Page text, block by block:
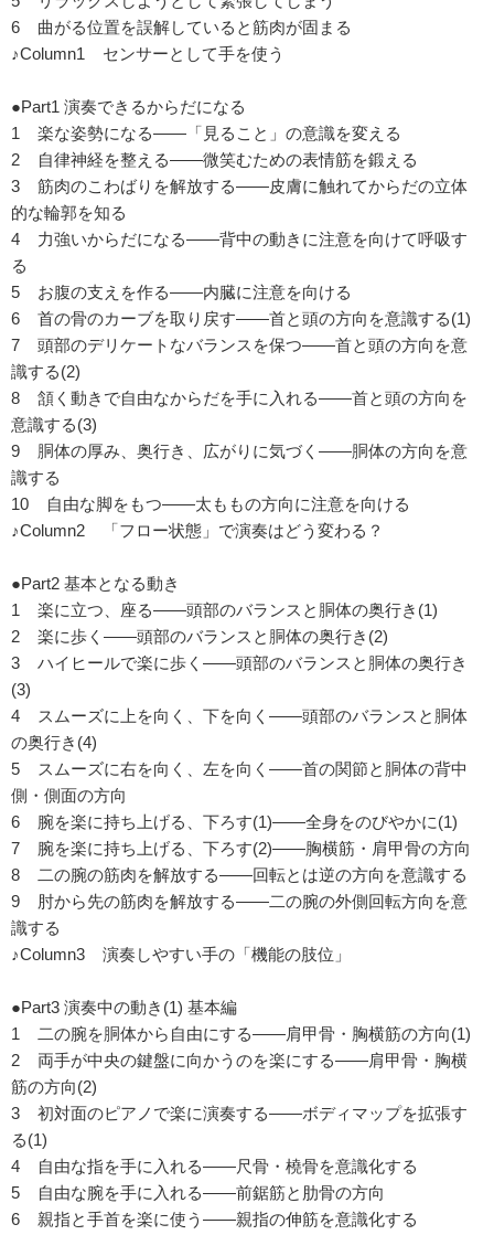
6 曲がる位置を誤解していると筋肉が固まる
♪Column1 センサーとして手を使う
●Part1 演奏できるからだになる
1 楽な姿勢になる――「見ること」の意識を変える
2 自律神経を整える――微笑むための表情筋を鍛える
3 筋肉のこわばりを解放する――皮膚に触れてからだの立体
的な輪郭を知る
4 力強いからだになる――背中の動きに注意を向けて呼吸す
る
5 お腹の支えを作る――内臓に注意を向ける
6 首の骨のカーブを取り戻す――首と頭の方向を意識する(1)
7 頭部のデリケートなバランスを保つ――首と頭の方向を意
識する(2)
8 頷く動きで自由なからだを手に入れる――首と頭の方向を
意識する(3)
9 胴体の厚み、奥行き、広がりに気づく――胴体の方向を意
識する
10 自由な脚をもつ――太ももの方向に注意を向ける
♪Column2 「フロー状態」で演奏はどう変わる？
●Part2 基本となる動き
1 楽に立つ、座る――頭部のバランスと胴体の奥行き(1)
2 楽に歩く――頭部のバランスと胴体の奥行き(2)
3 ハイヒールで楽に歩く――頭部のバランスと胴体の奥行き
(3)
4 スムーズに上を向く、下を向く――頭部のバランスと胴体
の奥行き(4)
5 スムーズに右を向く、左を向く――首の関節と胴体の背中
側・側面の方向
6 腕を楽に持ち上げる、下ろす(1)――全身をのびやかに(1)
7 腕を楽に持ち上げる、下ろす(2)――胸横筋・肩甲骨の方向
8 二の腕の筋肉を解放する――回転とは逆の方向を意識する
9 肘から先の筋肉を解放する――二の腕の外側回転方向を意
識する
♪Column3 演奏しやすい手の「機能の肢位」
●Part3 演奏中の動き(1) 基本編
1 二の腕を胴体から自由にする――肩甲骨・胸横筋の方向(1)
2 両手が中央の鍵盤に向かうのを楽にする――肩甲骨・胸横
筋の方向(2)
3 初対面のピアノで楽に演奏する――ボディマップを拡張す
る(1)
4 自由な指を手に入れる――尺骨・橈骨を意識化する
5 自由な腕を手に入れる――前鋸筋と肋骨の方向
6 親指と手首を楽に使う――親指の伸筋を意識化する